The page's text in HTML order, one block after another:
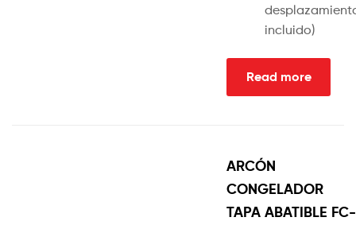
incluido)
Read more
ARCÓN
CONGELADOR
TAPA ABATIBLE FC-